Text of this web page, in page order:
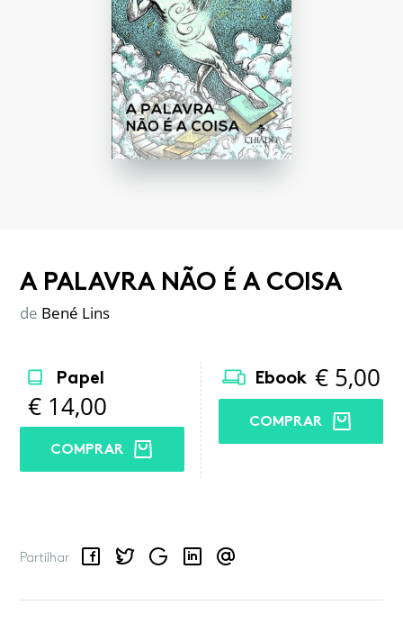
A PALAVRA NÃO É A COISA
de Bené Lins
Papel
€ 14,00
COMPRAR
Ebook € 5,00
COMPRAR
Partilhar
FacebookTwitterGoogle LinkedInEmail